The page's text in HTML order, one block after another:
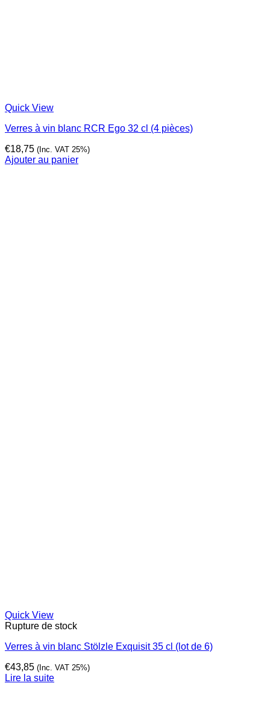
Quick View
Verres à vin blanc RCR Ego 32 cl (4 pièces)
€18,75 (Inc. VAT 25%)
Ajouter au panier
Quick View
Rupture de stock
Verres à vin blanc Stölzle Exquisit 35 cl (lot de 6)
€43,85 (Inc. VAT 25%)
Lire la suite